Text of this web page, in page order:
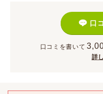
口
口コミを書いて
詳